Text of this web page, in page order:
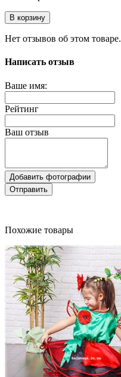
В корзину
Нет отзывов об этом товаре.
Написать отзыв
Ваше имя:
Рейтинг
Ваш отзыв
Добавить фотографии
Отправить
Похожие товары